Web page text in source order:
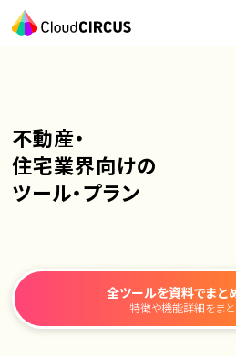
不動産・
住宅業界向けの
ツール・プラン
全ツールを資料でまと
特徴や機能詳細をま